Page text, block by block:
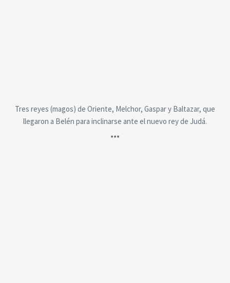
Tres reyes (magos) de Oriente, Melchor, Gaspar y Baltazar, que
llegaron a Belén para inclinarse ante el nuevo rey de Judá.
***